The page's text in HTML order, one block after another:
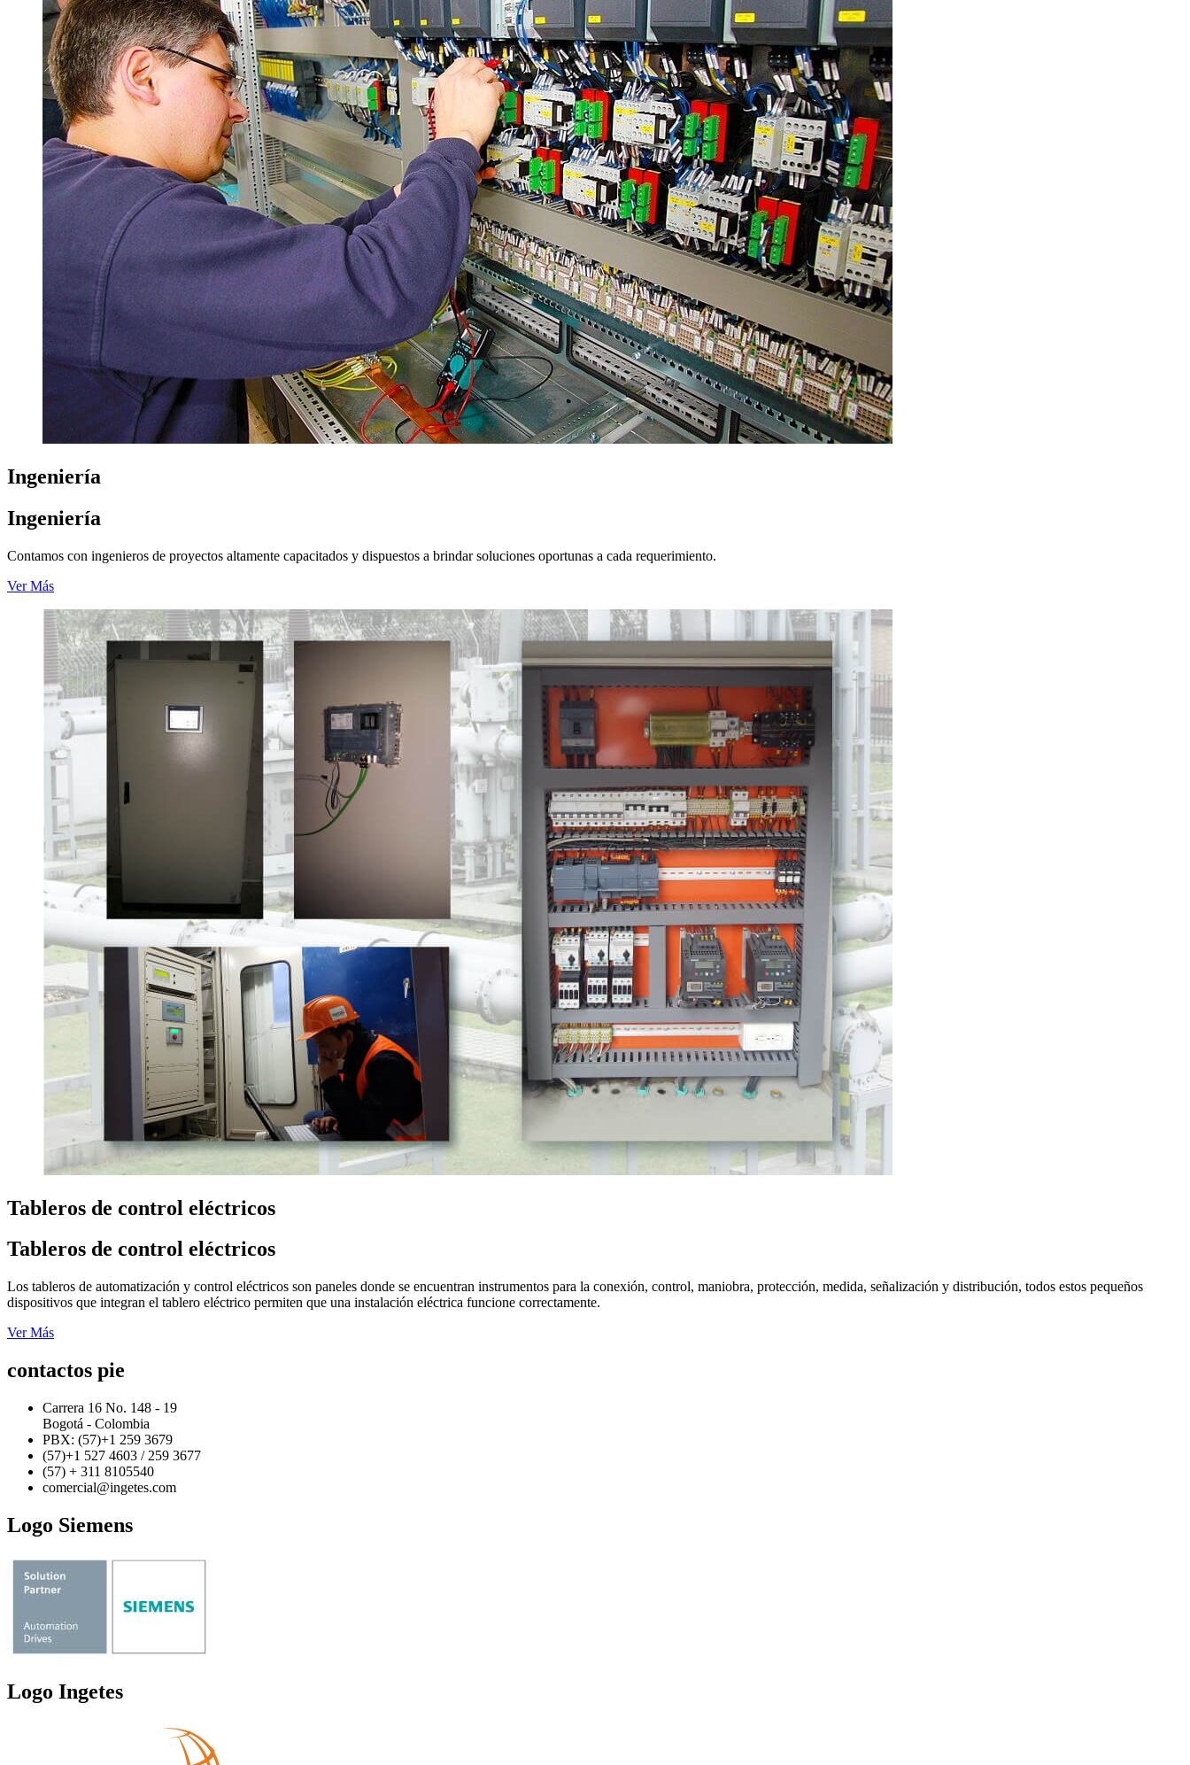
Ingeniería
Ingeniería
Contamos con ingenieros de proyectos altamente capacitados y dispuestos a brindar soluciones oportunas a cada requerimiento.
Ver Más
Tableros de control eléctricos
Tableros de control eléctricos
Los tableros de automatización y control eléctricos son paneles donde se encuentran instrumentos para la conexión, control, maniobra, protección, medida, señalización y distribución, todos estos pequeños
dispositivos que integran el tablero eléctrico permiten que una instalación eléctrica funcione correctamente.
Ver Más
contactos pie
Carrera 16 No. 148 - 19
Bogotá - Colombia
PBX: (57)+1 259 3679
(57)+1 527 4603 / 259 3677
(57) + 311 8105540
comercial@ingetes.com
Logo Siemens
Logo Ingetes